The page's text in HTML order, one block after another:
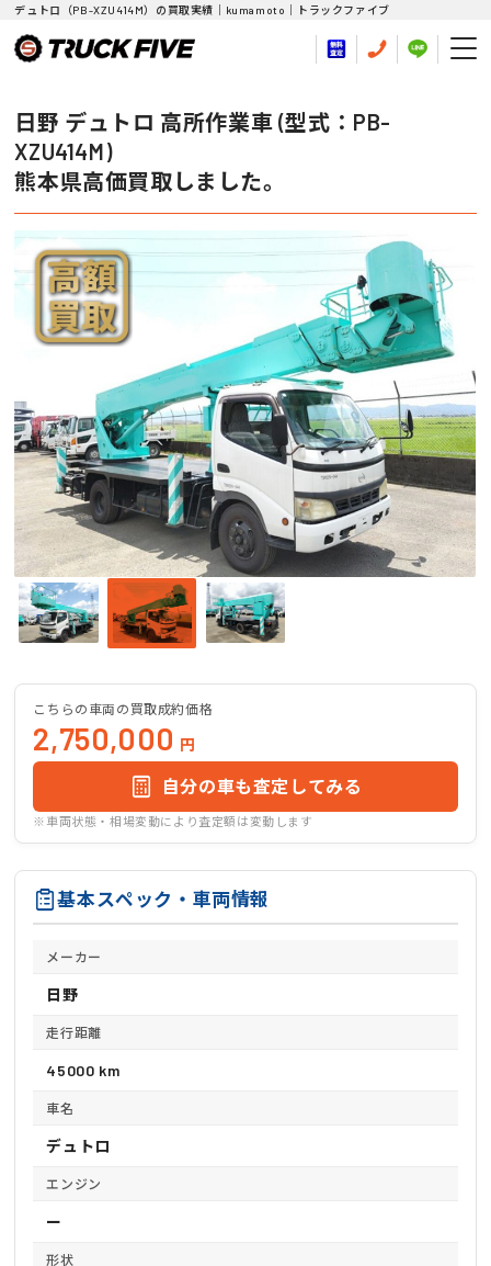
デュトロ（PB-XZU414M）の買取実績｜kumamoto｜トラックファイブ
日野 デュトロ 高所作業車 (型式：PB-
XZU414M)
熊本県高価買取しました。
こちらの車両の買取成約価格
2,750,000 円
自分の車も査定してみる
※車両状態・相場変動により査定額は変動します
基本スペック・車両情報
メーカー
日野
走行距離
45000 km
車名
デュトロ
エンジン
ー
形状